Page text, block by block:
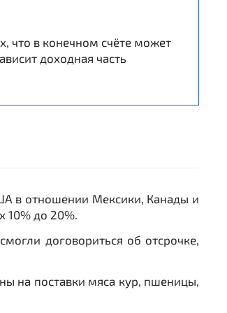
что в конечном счёте может
доходная часть
в отношении Мексики, Канады и
10% до 20%.
договориться об отсрочке,
на поставки мяса кур, пшеницы,